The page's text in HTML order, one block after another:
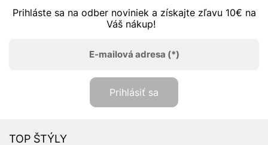
Prihláste sa na odber noviniek a získajte zľavu 10€ na
Váš nákup!
E-mailová adresa (*)
Prihlásiť sa
TOP ŠTÝLY